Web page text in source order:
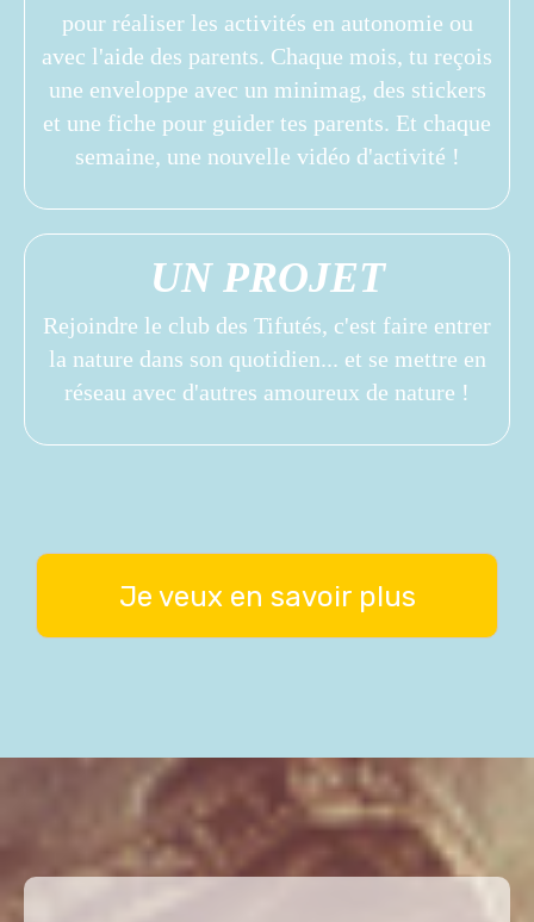
pour réaliser les activités en autonomie ou
avec l'aide des parents. Chaque mois, tu reçois
une enveloppe avec un minimag, des stickers
et une fiche pour guider tes parents. Et chaque
semaine, une nouvelle vidéo d'activité !
UN PROJET
Rejoindre le club des Tifutés, c'est faire entrer
la nature dans son quotidien... et se mettre en
réseau avec d'autres amoureux de nature !
Je veux en savoir plus